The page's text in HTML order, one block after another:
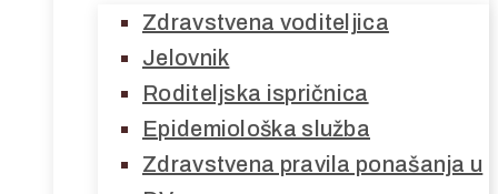
Zdravstvena voditeljica
Jelovnik
Roditeljska ispričnica
Epidemiološka služba
Zdravstvena pravila ponašanja u